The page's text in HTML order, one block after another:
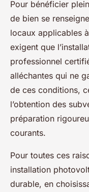
Pour bénéficier
de bien se
locaux applicables
exigent que
professionnel
alléchantes qui ne
de ces conditions,
l’obtention des
préparation
courants.
Pour toutes ces
installation
durable, en